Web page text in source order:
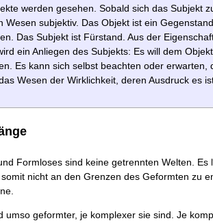
werden gesehen. Sobald sich das Subjekt
Wesen subjektiv. Das Objekt ist ein
Das Subjekt ist Fürstand. Aus der
ein Anliegen des Subjekts: Es will dem
Es kann sich selbst beachten oder erwarten,
Wesen der Wirklichkeit, deren Ausdruck es
Formloses sind keine getrennten Welten.
nicht an den Grenzen des Geformten zu
umso geformter, je komplexer sie sind. Je